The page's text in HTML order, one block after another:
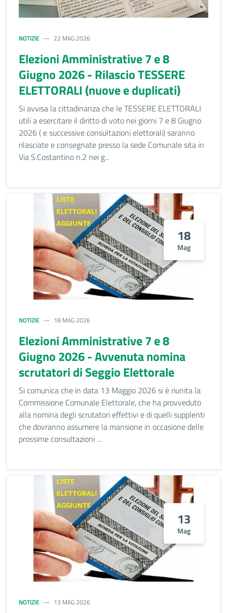
NOTIZIE 22 MAG 2026
Elezioni Amministrative 7 e 8
Giugno 2026 - Rilascio TESSERE
ELETTORALI (nuove e duplicati)
Si avvisa la cittadinanza che le TESSERE ELETTORALI
utili a esercitare il diritto di voto nei giorni 7 e 8 Giugno
2026 ( e successive consultazioni elettorali) saranno
rilasciate e consegnate presso la sede Comunale sita in
Via S.Costantino n.2 nei g...
18
Mag
NOTIZIE 18 MAG 2026
Elezioni Amministrative 7 e 8
Giugno 2026 - Avvenuta nomina
scrutatori di Seggio Elettorale
Si comunica che in data 13 Maggio 2026 si è riunita la
Commissione Comunale Elettorale, che ha provveduto
alla nomina degli scrutatori effettivi e di quelli supplenti
che dovranno assumere la mansione in occasione delle
prossime consultazioni ...
13
Mag
NOTIZIE 13 MAG 2026